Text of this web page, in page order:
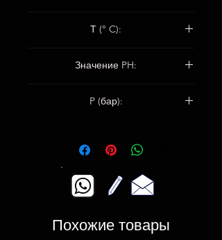
Т (° C):
Значение PH:
P (бар):
Поршневые насосы: 150
Центробежные насосы: 20
Похожие товары